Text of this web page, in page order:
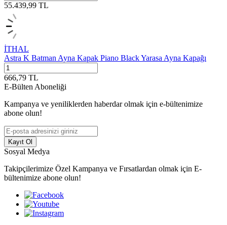
55.439,99 TL
İTHAL
Astra K Batman Ayna Kapak Piano Black Yarasa Ayna Kapağı
666,79 TL
E-Bülten Aboneliği
Kampanya ve yeniliklerden haberdar olmak için e-bültenimize
abone olun!
Kayıt Ol
Sosyal Medya
Takipçilerimize Özel Kampanya ve Fırsatlardan olmak için E-
bültenimize abone olun!